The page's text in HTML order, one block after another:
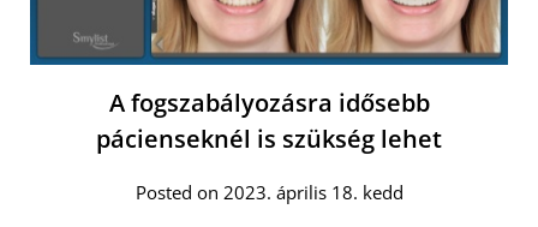
A fogszabályozásra idősebb
pácienseknél is szükség lehet
Posted on 2023. április 18. kedd